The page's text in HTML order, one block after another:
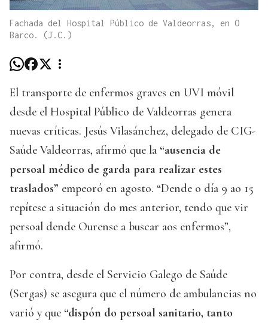
Fachada del Hospital Público de Valdeorras, en O
Barco. (J.C.)
El transporte de enfermos graves en UVI móvil
desde el Hospital Público de Valdeorras genera
nuevas críticas. Jesús Vilasánchez, delegado de CIG-
Saúde Valdeorras, afirmó que la “ausencia de
persoal médico de garda para realizar estes
traslados” empeoró en agosto. “Dende o día 9 ao 15
repítese a situación do mes anterior, tendo que vir
persoal dende Ourense a buscar aos enfermos”,
afirmó.
Por contra, desde el Servicio Galego de Saúde
(Sergas) se asegura que el número de ambulancias no
varió y que “dispón do persoal sanitario, tanto